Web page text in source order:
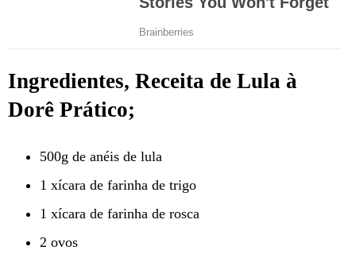
Ingredientes, Receita de Lula à
Dorê Prático;
500g de anéis de lula
1 xícara de farinha de trigo
1 xícara de farinha de rosca
2 ovos